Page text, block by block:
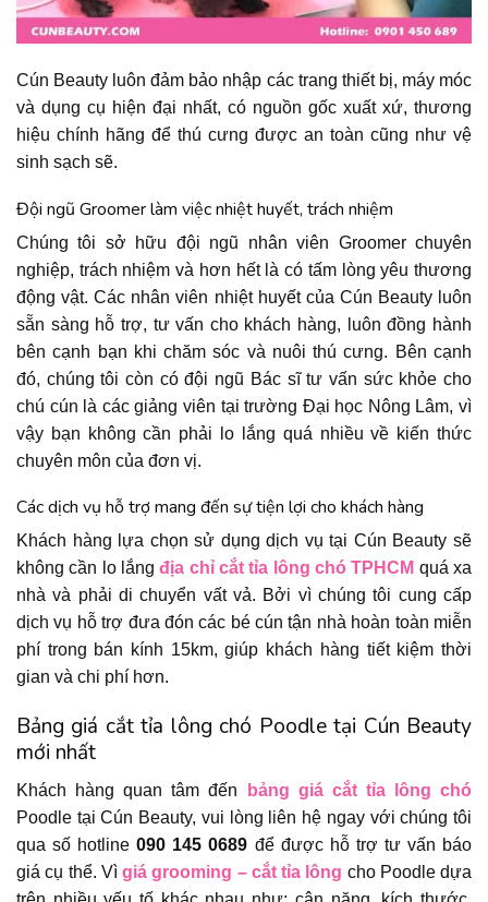
Cún Beauty luôn đảm bảo nhập các trang thiết bị, máy móc
và dụng cụ hiện đại nhất, có nguồn gốc xuất xứ, thương
hiệu chính hãng để thú cưng được an toàn cũng như vệ
sinh sạch sẽ.
Đội ngũ Groomer làm việc nhiệt huyết, trách nhiệm
Chúng tôi sở hữu đội ngũ nhân viên Groomer chuyên
nghiệp, trách nhiệm và hơn hết là có tấm lòng yêu thương
động vật. Các nhân viên nhiệt huyết của Cún Beauty luôn
sẵn sàng hỗ trợ, tư vấn cho khách hàng, luôn đồng hành
bên cạnh bạn khi chăm sóc và nuôi thú cưng. Bên cạnh
đó, chúng tôi còn có đội ngũ Bác sĩ tư vấn sức khỏe cho
chú cún là các giảng viên tại trường Đại học Nông Lâm, vì
vậy bạn không cần phải lo lắng quá nhiều về kiến thức
chuyên môn của đơn vị.
Các dịch vụ hỗ trợ mang đến sự tiện lợi cho khách hàng
Khách hàng lựa chọn sử dụng dịch vụ tại Cún Beauty sẽ
không cần lo lắngđịa chỉ cắt tỉa lông chó TPHCM quá xa
nhà và phải di chuyển vất vả. Bởi vì chúng tôi cung cấp
dịch vụ hỗ trợ đưa đón các bé cún tận nhà hoàn toàn miễn
phí trong bán kính 15km, giúp khách hàng tiết kiệm thời
gian và chi phí hơn.
Bảng giá cắt tỉa lông chó Poodle tại Cún Beauty
mới nhất
Khách hàng quan tâm đến
bảng giá cắt tỉa lông chó
Poodle tại Cún Beauty, vui lòng liên hệ ngay với chúng tôi
qua số hotline090 145 0689 để được hỗ trợ tư vấn báo
giá cụ thể. Vì giá grooming – cắt tỉa lông cho Poodle dựa